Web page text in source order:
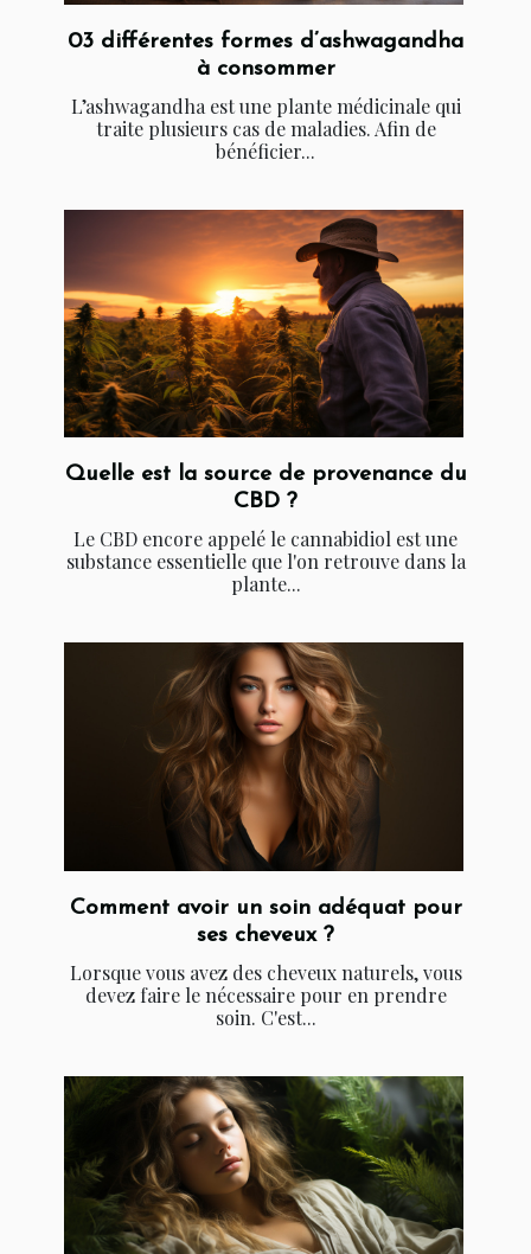
03 différentes formes d’ashwagandha
à consommer
L’ashwagandha est une plante médicinale qui
traite plusieurs cas de maladies. Afin de
bénéficier...
Quelle est la source de provenance du
CBD ?
Le CBD encore appelé le cannabidiol est une
substance essentielle que l'on retrouve dans la
plante...
Comment avoir un soin adéquat pour
ses cheveux ?
Lorsque vous avez des cheveux naturels, vous
devez faire le nécessaire pour en prendre
soin. C'est...